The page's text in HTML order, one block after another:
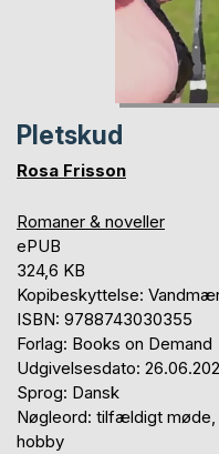
Pletskud
Rosa Frisson
Romaner & noveller
ePUB
324,6 KB
Kopibeskyttelse:
ISBN: 9788743030355
Forlag: Books on Demand
Udgivelsesdato:
Sprog: Dansk
Nøgleord: tilfældigt
hobby